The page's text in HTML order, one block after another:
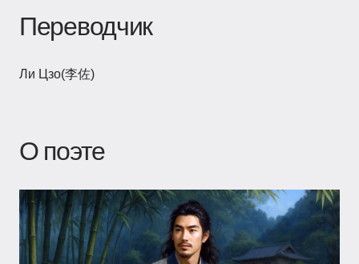
Переводчик
Ли Цзо(李佐)
О поэте